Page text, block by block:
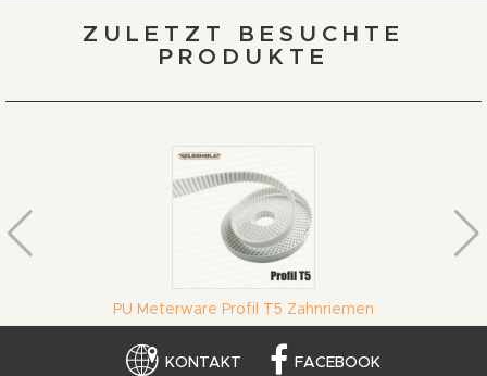
ZULETZT BESUCHTE
PRODUKTE
PU Meterware Profil T5 Zahnriemen
KONTAKT FACEBOOK